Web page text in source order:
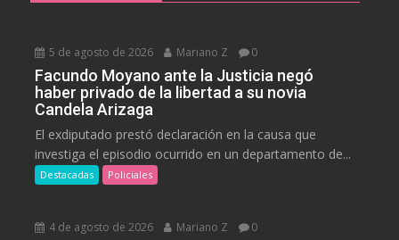
5 de agosto de 2026 Mariano Z 0
Facundo Moyano ante la Justicia negó
haber privado de la libertad a su novia
Candela Arizaga
El exdiputado prestó declaración en la causa que
investiga el episodio ocurrido en un departamento de...
Destacadas Policiales
4 de agosto de 2026 Mariano Z 0